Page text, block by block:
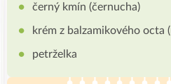
černý kmín (černucha)
krém z balzamikového octa
petrželka